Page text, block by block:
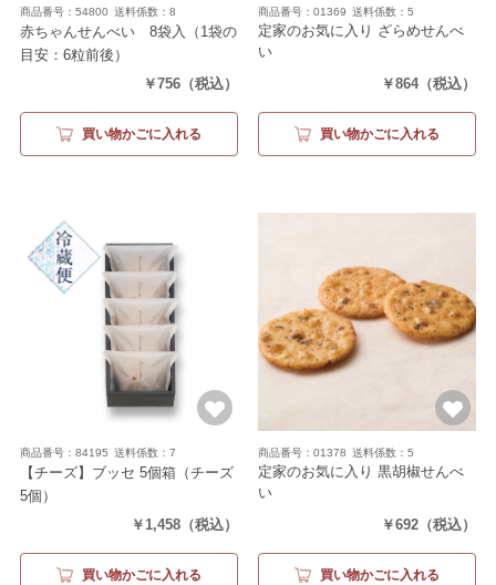
商品番号：54800 送料係数：8
赤ちゃんせんべい 8袋入
（1袋の
目安：6粒前後）
￥756 （税込）
買い物かごに入れる
商品番号：01369 送料係数：5
定家のお気に入り ざらめせんべ
い
￥864（税込）
買い物かごに入れる
商品番号：84195 送料係数：7
【チーズ】ブッセ 5個箱（チーズ
5個）
￥1,458 （税込）
買い物かごに入れる
商品番号：01378 送料係数：5
定家のお気に入り 黒胡椒せんべ
い
（20枚（2枚×10袋））
￥692 （税込）
買い物かごに入れる